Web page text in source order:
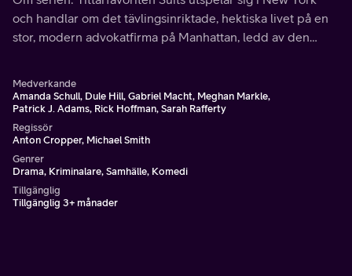
och handlar om det tävlingsinriktade, hektiska livet på en
stor, modern advokatfirma på Manhattan, ledd av den
Medverkande
Amanda Schull, Dule Hill, Gabriel Macht, Meghan Markle,
Patrick J. Adams, Rick Hoffman, Sarah Rafferty
Regissör
Anton Cropper, Michael Smith
Genrer
Drama, Kriminalare, Samhälle, Komedi
Tillgänglig
Tillgänglig 3+ månader